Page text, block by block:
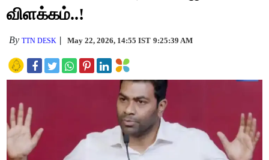
விளக்கம்..!
ByTTN DESK May 22, 2026, 14:55 IST 9:25:39 AM